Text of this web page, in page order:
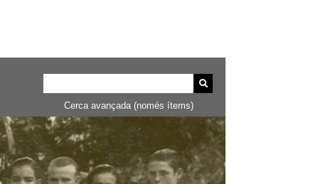
Cerca avançada (només ítems)